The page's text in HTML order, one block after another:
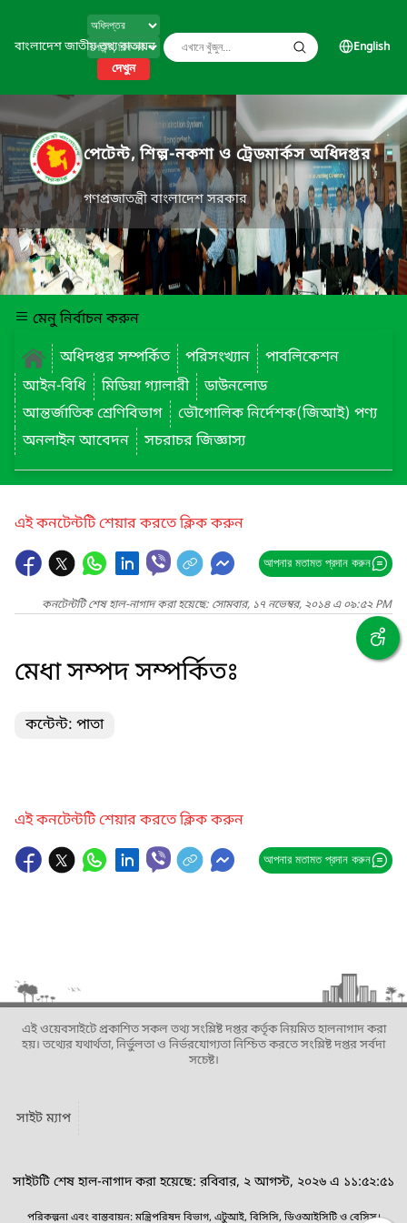
বাংলাদেশ জাতীয় তথ্য বাতায়ন
দেখুন
English
পেটেন্ট, শিল্প-নকশা ও ট্রেডমার্কস অধিদপ্তর
গণপ্রজাতন্ত্রী বাংলাদেশ সরকার
মেনু নির্বাচন করুন
অধিদপ্তর সম্পর্কিত
পরিসংখ্যান
পাবলিকেশন
আইন-বিধি
মিডিয়া গ্যালারী
ডাউনলোড
আন্তর্জাতিক শ্রেণিবিভাগ
ভৌগোলিক নির্দেশক(জিআই) পণ্য
অনলাইন আবেদন
সচরাচর জিজ্ঞাস্য
এই কনটেন্টটি শেয়ার করতে ক্লিক করুন
আপনার মতামত প্রদান করুন
কনটেন্টটি শেষ হাল-নাগাদ করা হয়েছে: সোমবার, ১৭ নভেম্বর, ২০১৪ এ ০৯:৫২ PM
মেধা সম্পদ সম্পর্কিতঃ
কন্টেন্ট: পাতা
এই কনটেন্টটি শেয়ার করতে ক্লিক করুন
আপনার মতামত প্রদান করুন
এই ওয়েবসাইটে প্রকাশিত সকল তথ্য সংশ্লিষ্ট দপ্তর কর্তৃক নিয়মিত হালনাগাদ করা
হয়। তথ্যের যথার্থতা, নির্ভুলতা ও নির্ভরযোগ্যতা নিশ্চিত করতে সংশ্লিষ্ট দপ্তর সর্বদা
সচেষ্ট।
সাইট ম্যাপ
সাইটটি শেষ হাল-নাগাদ করা হয়েছে: রবিবার, ২ আগস্ট, ২০২৬ এ ১১:৫২:৫১
পরিকল্পনা এবং বাস্তবায়ন: মন্ত্রিপরিষদ বিভাগ, এটুআই, বিসিসি, ডিওআইসিটি ও বেসিস।